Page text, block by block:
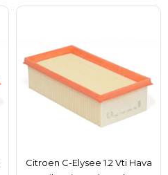
Citroen C-Elysee 1.2 Vti Hava